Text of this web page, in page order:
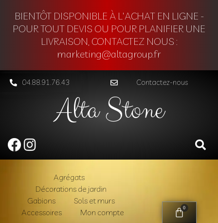
BIENTÔT DISPONIBLE À L'ACHAT EN LIGNE -
POUR TOUT DEVIS OU POUR PLANIFIER UNE
LIVRAISON, CONTACTEZ NOUS :
marketing@altagroup.fr
04.88.91.76.43 Contactez-nous
Alta Stone
Agrégats
Décorations de jardin
Gabions
Sols et murs
Accessoires
Mon compte 0